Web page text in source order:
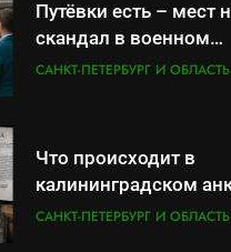
военные изымают
защиты Отечества»
скрывает
Путёвки есть – мест
скандал в военном
санатории
САНКТ-ПЕТЕРБУРГ И ОБЛАСТЬ
Что происходит в
калининградском
военные изымают
САНКТ-ПЕТЕРБУРГ И ОБЛАСТЬ